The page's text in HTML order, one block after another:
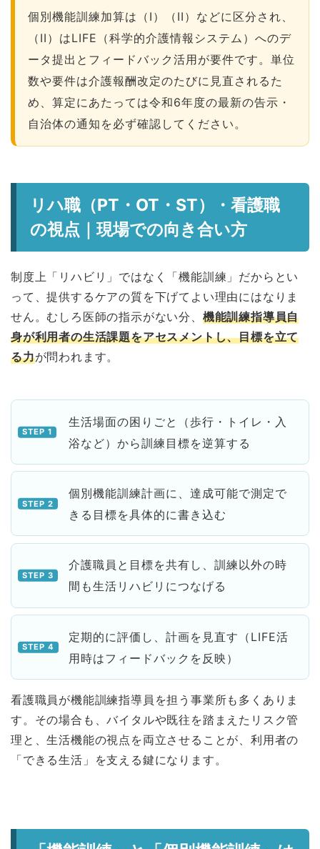
個別機能訓練加算は（I）（II）などに区分され、
（II）はLIFE（科学的介護情報システム）へのデ
ータ提出とフィードバック活用が要件です。単位
数や要件は介護報酬改定のたびに見直されるた
め、算定にあたっては令和6年度の最新の告示・
自治体の通知を必ず確認してください。
リハ職（PT・OT・ST）・看護職
の視点｜現場での向き合い方
制度上「リハビリ」ではなく「機能訓練」だからとい
って、提供するケアの質を下げてよい理由にはなりま
せん。むしろ医師の指示がない分、 機能訓練指導員自
身が利用者の生活課題をアセスメントし、目標を立て
る力が問われます。
生活場面の困りごと（歩行・トイレ・入
浴など）から訓練目標を逆算する
個別機能訓練計画に、達成可能で測定で
きる目標を具体的に書き込む
介護職員と目標を共有し、訓練以外の時
間も生活リハビリにつなげる
定期的に評価し、計画を見直す（LIFE活
用時はフィードバックを反映）
看護職員が機能訓練指導員を担う事業所も多くありま
す。その場合も、バイタルや既往を踏まえたリスク管
理と、生活機能の視点を両立させることが、利用者の
「できる生活」を支える鍵になります。